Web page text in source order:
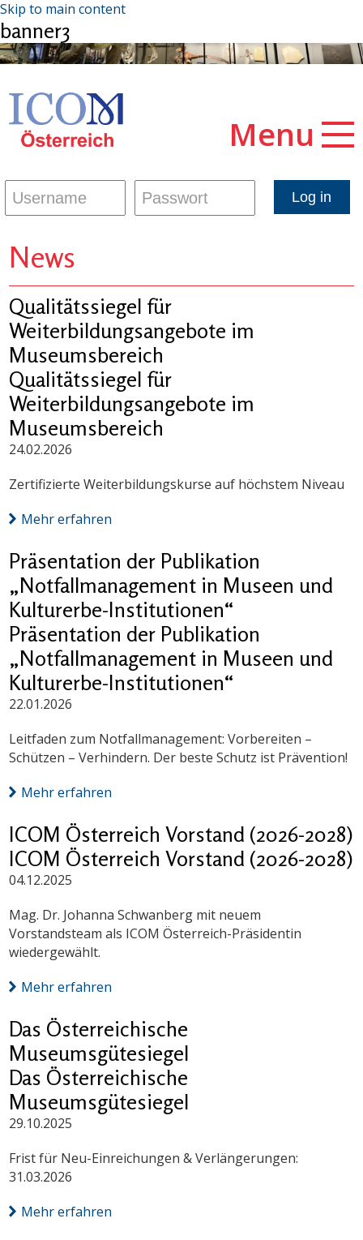
Skip to main content
banner3
Menu
News
Qualitätssiegel für
Weiterbildungsangebote im
Museumsbereich
Qualitätssiegel für
Weiterbildungsangebote im
Museumsbereich
24.02.2026
Zertifizierte Weiterbildungskurse auf höchstem Niveau
Mehr erfahren
Präsentation der Publikation
„Notfallmanagement in Museen und
Kulturerbe-Institutionen“
Präsentation der Publikation
„Notfallmanagement in Museen und
Kulturerbe-Institutionen“
22.01.2026
Leitfaden zum Notfallmanagement: Vorbereiten –
Schützen – Verhindern. Der beste Schutz ist Prävention!
Mehr erfahren
ICOM Österreich Vorstand (2026-2028)
ICOM Österreich Vorstand (2026-2028)
04.12.2025
Mag. Dr. Johanna Schwanberg mit neuem
Vorstandsteam als ICOM Österreich-Präsidentin
wiedergewählt.
Mehr erfahren
Das Österreichische
Museumsgütesiegel
Das Österreichische
Museumsgütesiegel
29.10.2025
Frist für Neu-Einreichungen & Verlängerungen:
31.03.2026
Mehr erfahren